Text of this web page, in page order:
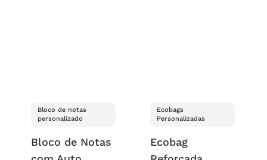
Bloco de notas
personalizado
Bloco de Notas
Ecobags
Personalizadas
Ecobag